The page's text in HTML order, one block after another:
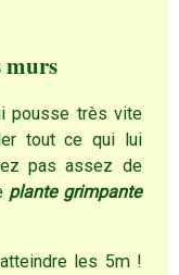
murs
pousse très vite
tout ce qui lui
pas assez de
plante grimpante
les 5m !